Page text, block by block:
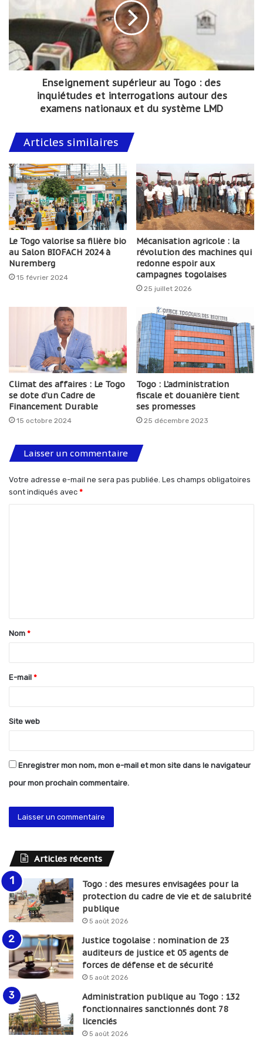
Enseignement supérieur au Togo : des
inquiétudes et interrogations autour des
examens nationaux et du système LMD
Articles similaires
Le Togo valorise sa filière bio
au Salon BIOFACH 2024 à
Nuremberg
15 février 2024
Mécanisation agricole : la
révolution des machines qui
redonne espoir aux
campagnes togolaises
25 juillet 2026
Climat des affaires : Le Togo
se dote d’un Cadre de
Financement Durable
15 octobre 2024
Togo : L’administration
fiscale et douanière tient
ses promesses
25 décembre 2023
Laisser un commentaire
Votre adresse e-mail ne sera pas publiée. Les champs obligatoires
sont indiqués avec *
t
a
e
*
Nom *
E-mail *
Site web
Enregistrer mon nom, mon e-mail et mon site dans le navigateur
pour mon prochain commentaire.
Articles récents
Togo : des mesures envisagées pour la
protection du cadre de vie et de salubrité
publique
5 août 2026
Justice togolaise : nomination de 23
auditeurs de justice et 05 agents de
forces de défense et de sécurité
5 août 2026
Administration publique au Togo : 132
fonctionnaires sanctionnés dont 78
licenciés
5 août 2026